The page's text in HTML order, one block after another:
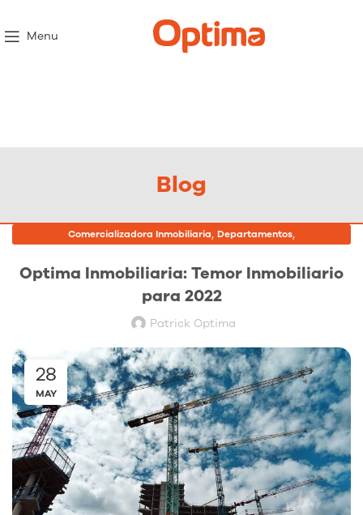
Menu
Blog
Comercializadora Inmobiliaria, Departamentos,
Optima Inmobiliaria: Temor Inmobiliario
para 2022
Patrick Optima
28
MAY